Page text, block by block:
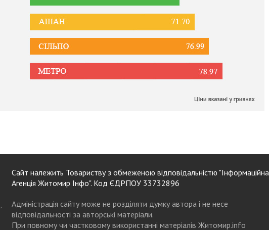
Сайт належить Товариству з обмеженою відповідальністю "Інформаційна
Агенція Житомир Інфо". Код ЄДРПОУ 33732896
Адміністрація сайту може не розділяти думку автора і не несе
відповідальності за авторські матеріали.
При повному чи частковому використанні матеріалів Житомир.info